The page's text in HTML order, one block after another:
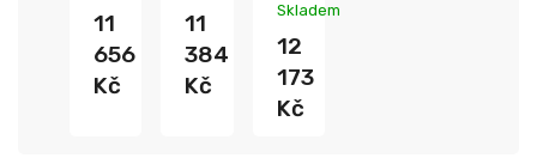
11
656
Kč
11
384
Kč
Skladem
12
173
Kč